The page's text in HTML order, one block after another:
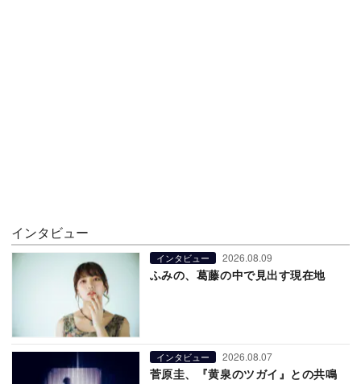
インタビュー
インタビュー 2026.08.09
ふみの、葛藤の中で見出す現在地
インタビュー 2026.08.07
菅原圭、『黄泉のツガイ』との共鳴